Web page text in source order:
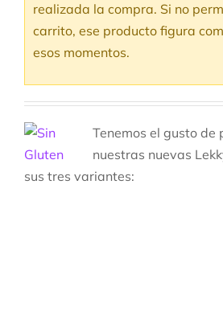
realizada la compra. Si no
carrito, ese producto figura
esos momentos.
Tenemos el gusto de
nuestras nuevas
sus tres variantes: